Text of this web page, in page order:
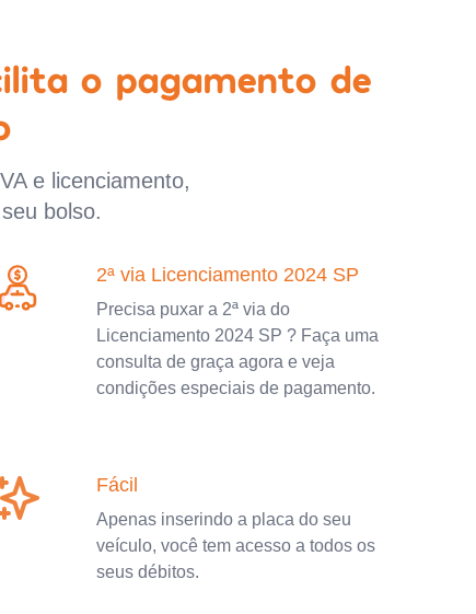
o pagamento de
e licenciamento,
bolso.
2ª via Licenciamento 2024 SP
Precisa puxar a 2ª via do
Licenciamento 2024 SP ? Faça uma
consulta de graça agora e veja
condições especiais de pagamento.
Fácil
Apenas inserindo a placa do seu
veículo, você tem acesso a todos os
seus débitos.